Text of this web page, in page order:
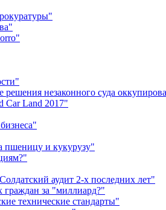
незаконного суда
Car Land 2017"
пшеницу и кукурузу"
аудит 2-х последних лет"
за "миллиард?"
технические стандарты"